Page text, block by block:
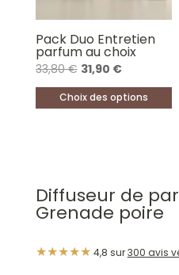
Pack Duo Entretien
parfum au choix
33,80€ Le
prix
initial
31,90 €Le
prix
actuel
Choix des options
variations.
Les
Diffuseur de
Grenade poire
★★★★★ 4,8 sur300 avis